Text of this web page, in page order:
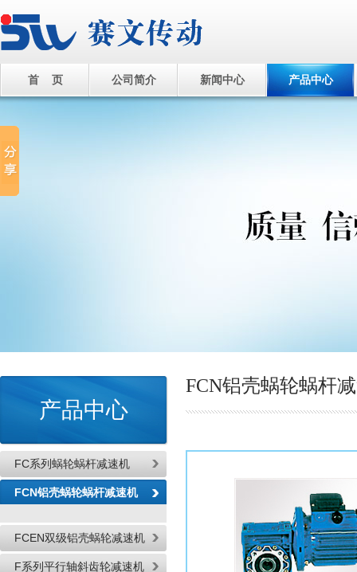
首 页 公司简介 新闻中心 产品中心
产品中心
FC系列蜗轮蜗杆减速机
FCN铝壳蜗轮蜗杆减速机
FCEN双级铝壳蜗轮减速机
F系列平行轴斜齿轮减速机
FCN铝壳蜗轮蜗杆